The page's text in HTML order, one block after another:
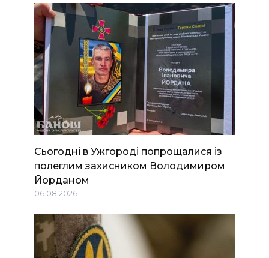
Сьогодні в Ужгороді попрощалися із
полеглим захисником Володимиром
Йорданом
06.08.2026